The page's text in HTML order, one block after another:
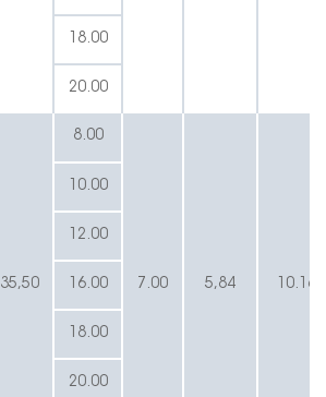
18.00
20.00
35,50
8.00
7.00 5,84 10.16
10.00
12.00
16.00
18.00
20.00